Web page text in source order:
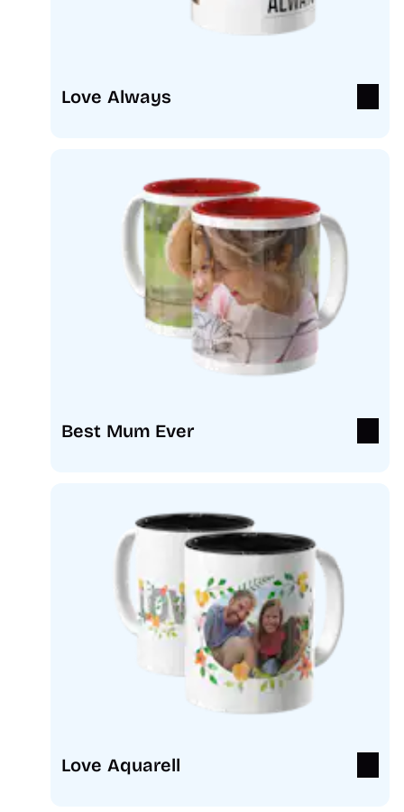
Love Always
Best Mum Ever
Love Aquarell